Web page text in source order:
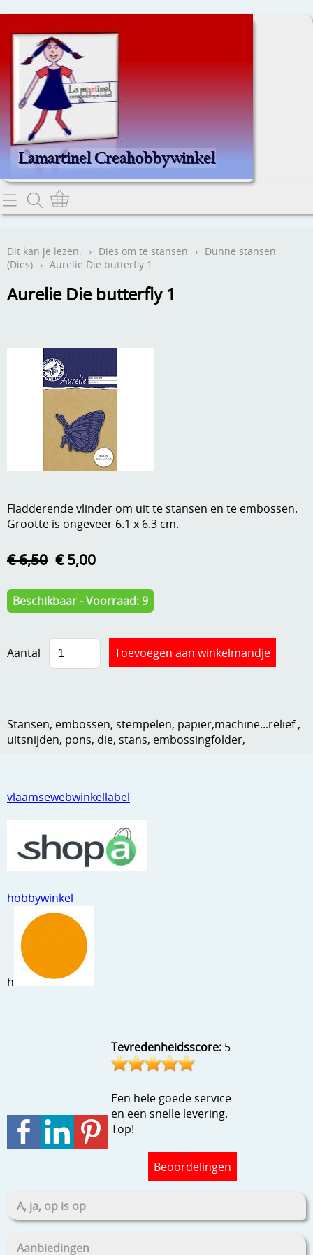
Home
Contact
Webwinkel
Aanbiedingen
Andere
Boeken en magazines
Dies om te stansen
Embossen
Handige extra's
Hechtingsmaterialen
Hout , MDF, kartonmateriaal, steen
Kleurmateriaal-tekenmateriaal
Kneedmateriaal
Knipvellen
Merken
Ribbelaar
Snijmaterialen
Speciaal papier
Stans machine en embossing machines
Stempels en zo
Template, mask, stencils, grids
Verzend - en verpakkingsk
Mijn account
Gastenboek
vlaamsewebwinkellabel
hobbywinkel
h
Tevredenheidsscore: 5
Een hele goede service
en een snelle levering.
Top!
Beoordelingen
A, ja, op is op
Aanbiedingen
Dit kan je lezen. › Dies om te stansen › Dunne stansen
(Dies) › Aurelie Die butterfly 1
Aurelie Die butterfly 1
Fladderende vlinder om uit te stansen en te embossen.
Grootte is ongeveer 6.1 x 6.3 cm.
€ 6,50 € 5,00
Beschikbaar - Voorraad: 9
Aantal
Stansen, embossen, stempelen, papier,machine...reliëf ,
uitsnijden, pons, die, stans, embossingfolder,